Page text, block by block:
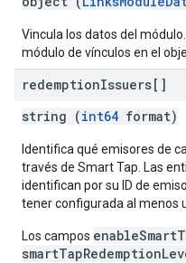
Vincula los datos del
módulo de vínculos en el
redemptionIssuers[]
string (int64 format)
Identifica qué emisores de
través de Smart Tap. Las
identifican por su ID de
tener configurada al menos
Los campos